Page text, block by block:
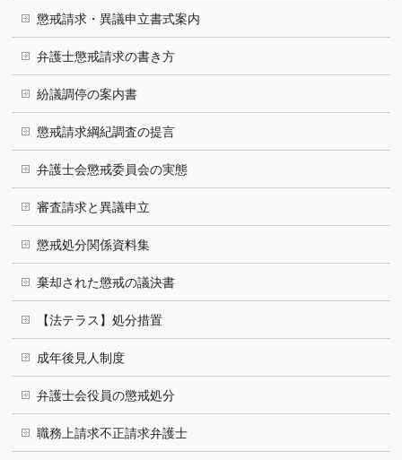
懲戒請求・異議申立書式案内
弁護士懲戒請求の書き方
紛議調停の案内書
懲戒請求綱紀調査の提言
弁護士会懲戒委員会の実態
審査請求と異議申立
懲戒処分関係資料集
棄却された懲戒の議決書
【法テラス】処分措置
成年後見人制度
弁護士会役員の懲戒処分
職務上請求不正請求弁護士